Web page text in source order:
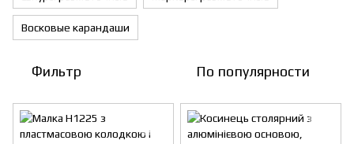
Восковые карандаши
Фильтр По популярности